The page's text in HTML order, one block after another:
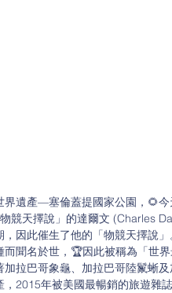
界遺產—塞倫蓋提國家公園，🌻
競天擇說」的達爾文 (Charles
因此催生了他的「物競天擇說
聞名於世，🏆因此被稱為「世
加拉巴哥象龜、加拉巴哥陸鬣蜥
，2015年被美國最暢銷的旅遊雜